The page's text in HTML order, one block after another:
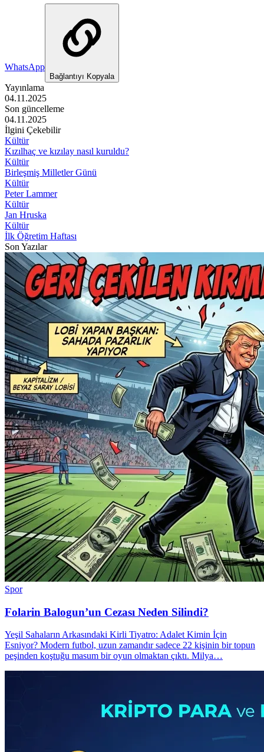
WhatsApp
Bağlantıyı Kopyala
Yayınlama
04.11.2025
Son güncelleme
04.11.2025
İlgini Çekebilir
Kültür
Kızılhaç ve kızılay nasıl kuruldu?
Kültür
Birleşmiş Milletler Günü
Kültür
Peter Lammer
Kültür
Jan Hruska
Kültür
İlk Öğretim Haftası
Son Yazılar
Spor
Folarin Balogun’un Cezası Neden Silindi?
Yeşil Sahaların Arkasındaki Kirli Tiyatro: Adalet Kimin İçin
Esniyor? Modern futbol, uzun zamandır sadece 22 kişinin bir topun
peşinden koştuğu masum bir oyun olmaktan çıktı. Milya…